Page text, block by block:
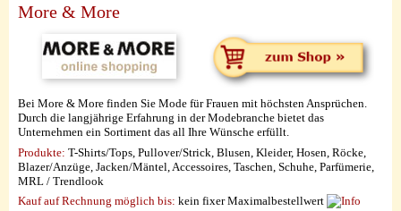
More & More
Bei More & More finden Sie Mode für Frauen mit höchsten Ansprüchen.
Durch die langjährige Erfahrung in der Modebranche bietet das
Unternehmen ein Sortiment das all Ihre Wünsche erfüllt.
Produkte: T-Shirts/Tops, Pullover/Strick, Blusen, Kleider, Hosen, Röcke,
Blazer/Anzüge, Jacken/Mäntel, Accessoires, Taschen, Schuhe, Parfümerie,
MRL / Trendlook
Kauf auf Rechnung möglich bis: kein fixer Maximalbestellwert